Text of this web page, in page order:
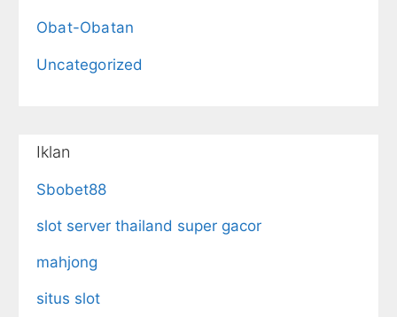
Obat-Obatan
Uncategorized
Iklan
Sbobet88
slot server thailand super gacor
mahjong
situs slot